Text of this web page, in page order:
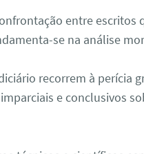
entre escritos
se na análise
recorrem à perícia
e conclusivos